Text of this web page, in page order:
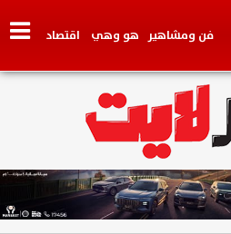
فن ومشاهير هو وهي اقتصاد
فيديو سيارات